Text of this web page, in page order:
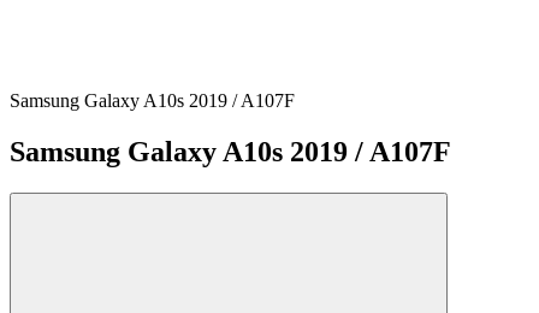
Samsung Galaxy A10s 2019 / A107F
Samsung Galaxy A10s 2019 / A107F